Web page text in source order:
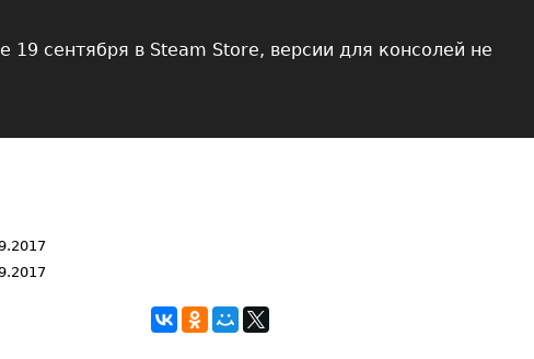
19 сентября в Steam Store, версии для консолей не